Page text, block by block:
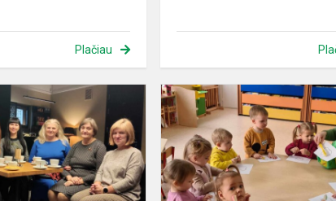
Plačiau
Kvalifikacijos
tobulinimas